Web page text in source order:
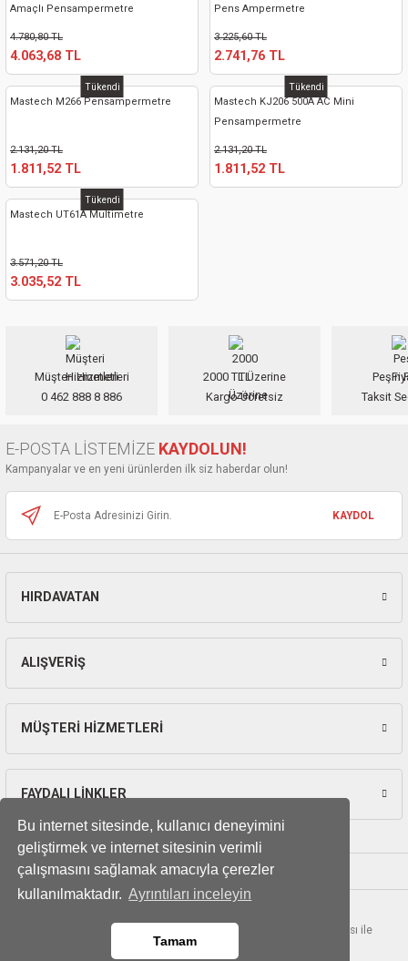
Bu internet sitesinde, kullanıcı deneyimini
geliştirmek ve internet sitesinin verimli
çalışmasını sağlamak amacıyla çerezler
kullanılmaktadır. Ayrıntıları inceleyin
Tamam
Amaçlı Pensampermetre
4.780,80 TL
4.063,68 TL
Pens Ampermetre
3.225,60 TL
2.741,76 TL
Tükendi
Mastech M266 Pensampermetre
2.131,20 TL
1.811,52 TL
Tükendi
Mastech KJ206 500A AC Mini
Pensampermetre
2.131,20 TL
1.811,52 TL
Tükendi
Mastech UT61A Multimetre
3.571,20 TL
3.035,52 TL
Müşteri Hizmetleri
0 462 888 8 886
2000 TL Üzerine
Kargo Ücretsiz
Peşin
Taksit
E-POSTA LİSTEMİZE KAYDOLUN!
Kampanyalar ve en yeni ürünlerden ilk siz haberdar olun!
KAYDOL
HIRDAVATAN
ALIŞVERİŞ
MÜŞTERİ HİZMETLERİ
FAYDALI LİNKLER
© Tüm hakları saklıdır. Kredi kartı bilgileriniz 256bit SSL sertifikası ile
korunmaktadır.